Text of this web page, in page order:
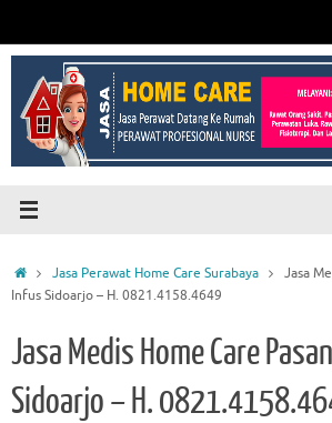
content
HomeJasa Perawat Home Care Surabaya
Jasa
Infus Sidoarjo – H. 0821.4158.4649
Jasa Medis Home Care
Sidoarjo – H.